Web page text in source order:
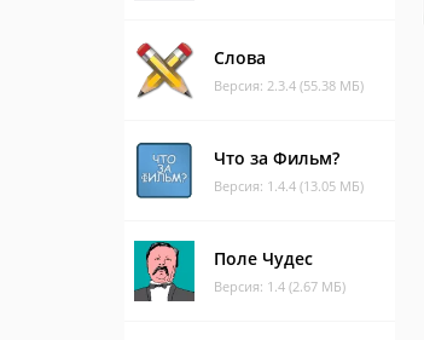
Слова
Версия: 2.3.4 (55.38 МБ)
Что за Фильм?
Версия: 1.4.4 (13.05 МБ)
Поле Чудес
Версия: 1.4 (2.67 МБ)